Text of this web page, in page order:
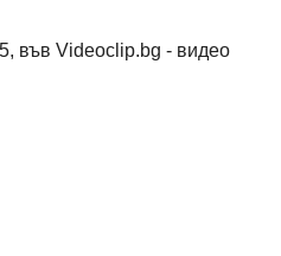
във Videoclip.bg - видео